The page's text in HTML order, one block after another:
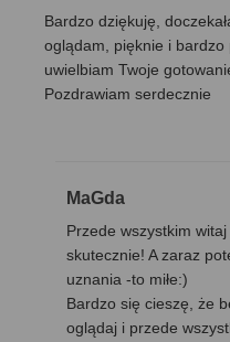
Bardzo dziękuję,
oglądam, pięknie i
uwielbiam Twoje
Pozdrawiam serdecznie
MaGda
Przede wszystkim
skutecznie! A zaraz
uznania -to miłe:)
Bardzo się cieszę, że
oglądaj i przede